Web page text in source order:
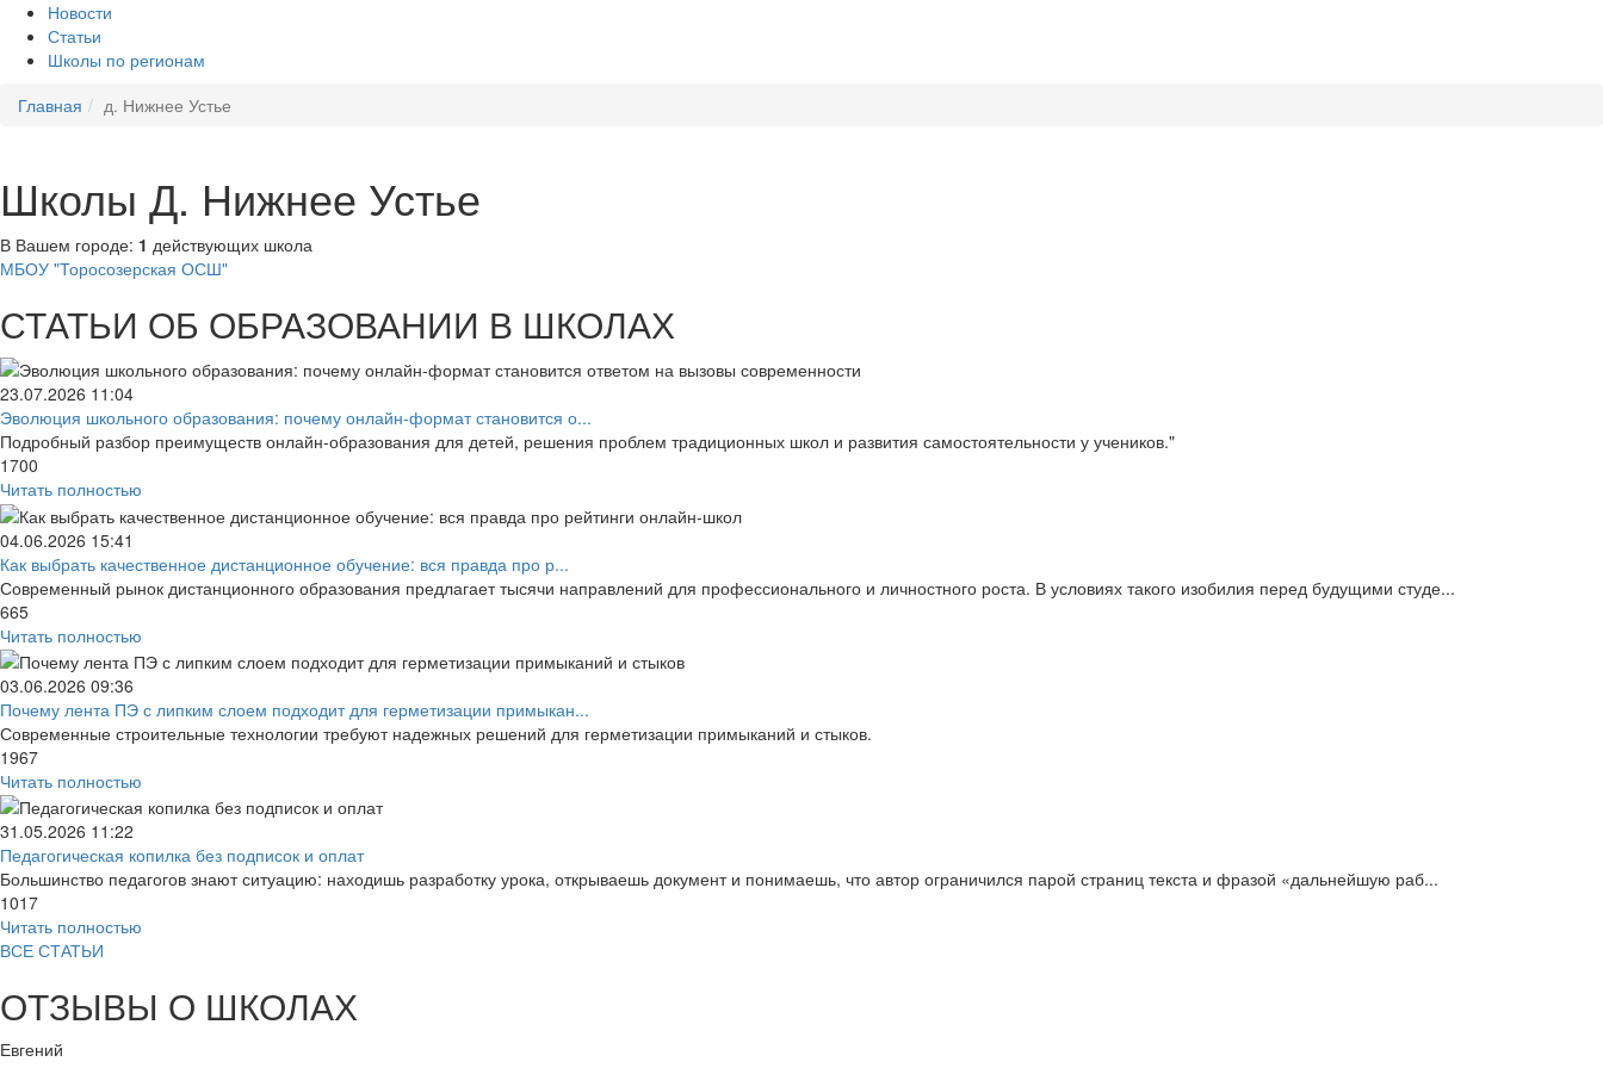
Новости
Статьи
Школы по регионам
Главная
д. Нижнее Устье
Школы Д. Нижнее Устье
В Вашем городе: 1 действующих школа
МБОУ "Торосозерская ОСШ"
СТАТЬИ ОБ ОБРАЗОВАНИИ В ШКОЛАХ
23.07.2026 11:04
Эволюция школьного образования: почему онлайн-формат становится о...
Подробный разбор преимуществ онлайн-образования для детей, решения проблем традиционных школ и развития самостоятельности у учеников."
1700
Читать полностью
04.06.2026 15:41
Как выбрать качественное дистанционное обучение: вся правда про р...
Современный рынок дистанционного образования предлагает тысячи направлений для профессионального и личностного роста. В условиях такого изобилия перед будущими студе...
665
Читать полностью
03.06.2026 09:36
Почему лента ПЭ с липким слоем подходит для герметизации примыкан...
Современные строительные технологии требуют надежных решений для герметизации примыканий и стыков.
1967
Читать полностью
31.05.2026 11:22
Педагогическая копилка без подписок и оплат
Большинство педагогов знают ситуацию: находишь разработку урока, открываешь документ и понимаешь, что автор ограничился парой страниц текста и фразой «дальнейшую раб...
1017
Читать полностью
ВСЕ СТАТЬИ
ОТЗЫВЫ О ШКОЛАХ
Евгений